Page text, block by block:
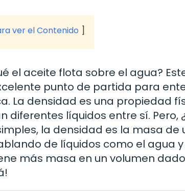
ver el Contenido
el aceite flota sobre el agua?
punto de partida para
La densidad es una propiedad
líquidos entre sí. Pero,
la densidad es la masa de
de líquidos como el agua
más masa en un volumen